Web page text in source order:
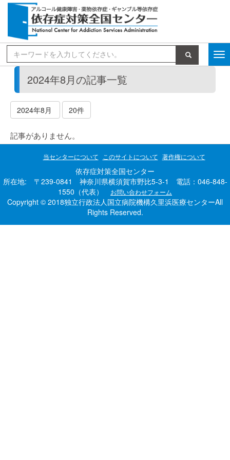
検索
2024年8月の記事一覧
2024年8月 20件
記事がありません。
当センターについて このサイトについて 著作権について
依存症対策全国センター
所在地: 〒239-0841 神奈川県横須賀市野比5-3-1 電話：046-848-
1550（代表）
お問い合わせフォーム
Copyright © 2018独立行政法人国立病院機構久里浜医療センターAll
Rights Reserved.